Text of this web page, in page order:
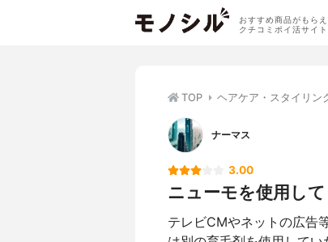
おすすめ商品がもらえ
クチコミポイ活サイト
TOP ヘアケア・スタイリン
ナーマス
3.00
ニューモを使用して
テレビCMやネットの広告